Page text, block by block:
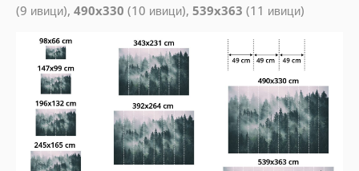
(9 ивици), 490x330 (10 ивици), 539x363 (11 ивици)